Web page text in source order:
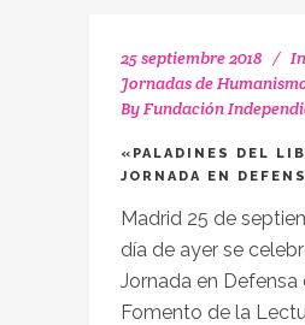
25 septiembre 2018 In
Jornadas de
ByFundación
«PALADINES DEL
JORNADA EN
Madrid 25 de
día de ayer se
Jornada en
Fomento de la